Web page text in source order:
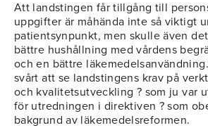
Att landstingen får tillgång till
uppgifter är måhända inte så viktigt
patientsynpunkt, men skulle även
bättre hushållning med vårdens
och en bättre
svårt att se landstingens krav på
och kvalitetsutveckling ? som ju var
för utredningen i direktiven ? som
bakgrund av läkemedelsreformen.